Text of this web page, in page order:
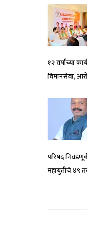
१२ वर्षांच्या
विमानसेवा,
परिषद
महायुतीचे ४९